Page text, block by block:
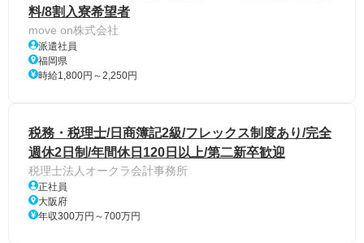
料/8割入寮希望者
move on株式会社
派遣社員
福岡県
時給1,800円～2,250円
税務・税理士/日商簿記2級/フレックス制度あり/完全
週休2日制/年間休日120日以上/第二新卒歓迎
税理士法人オークラ会計事務所
正社員
大阪府
年収300万円～700万円